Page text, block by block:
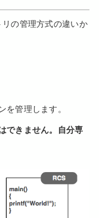
の管理方式の違いか
を管理します。
できません。自分専